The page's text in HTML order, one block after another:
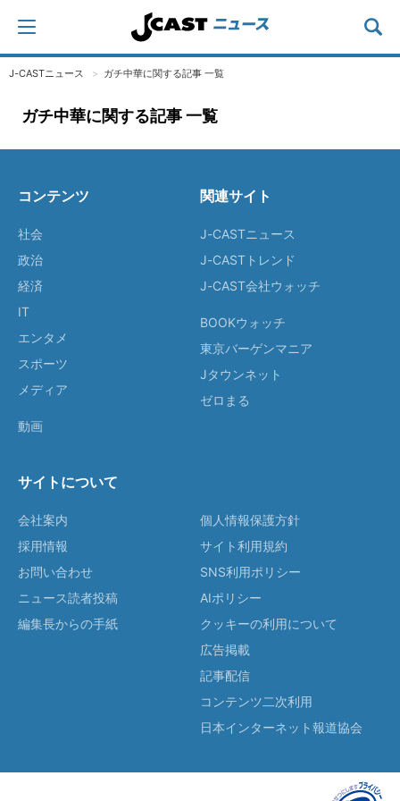
J-CASTニュース ガチ中華に関する記事 一覧
ガチ中華に関する記事 一覧
コンテンツ
社会
政治
経済
IT
エンタメ
スポーツ
メディア
動画
関連サイト
J-CASTニュース
J-CASTトレンド
J-CAST会社ウォッチ
BOOKウォッチ
東京バーゲンマニア
Jタウンネット
ゼロまる
サイトについて
会社案内
採用情報
お問い合わせ
ニュース読者投稿
編集長からの手紙
個人情報保護方針
サイト利用規約
SNS利用ポリシー
AIポリシー
クッキーの利用について
広告掲載
記事配信
コンテンツ二次利用
日本インターネット報道協会